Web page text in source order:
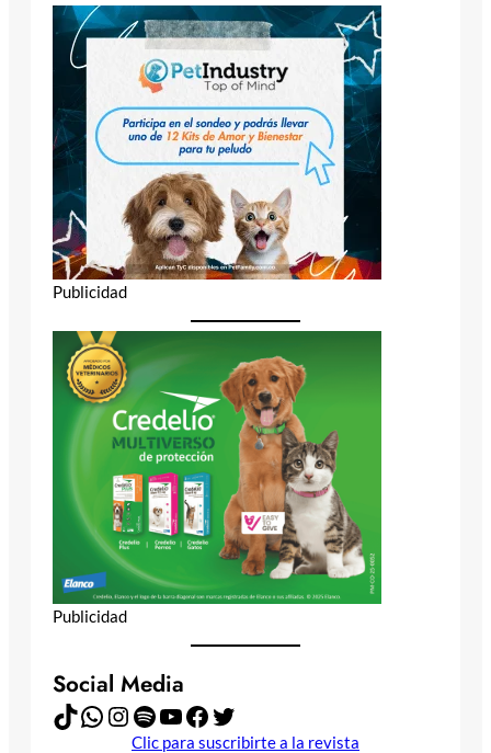
Publicidad
Publicidad
Social Media
TikTok WhatsApp Instagram Spotify YouTube Facebook Twitter
Clic para suscribirte a la revista